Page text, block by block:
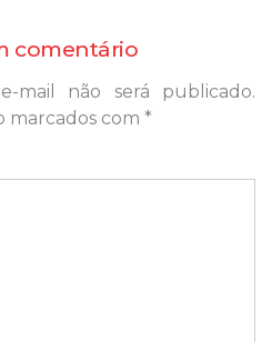
comentário
mail não será publicado.
marcados com *